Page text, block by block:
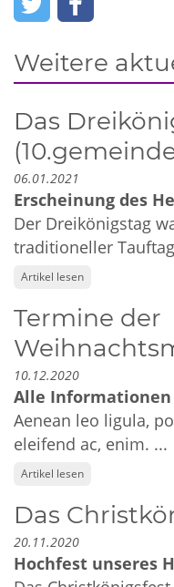
Weitere
Das
06.01.2021
Erscheinung des
Der Dreikönigstag
traditioneller
Artikel lesen
Termine der
10.12.2020
Alle
Aenean leo ligula,
eleifend ac, enim. ...
Artikel lesen
Das
20.11.2020
Hochfest unseres